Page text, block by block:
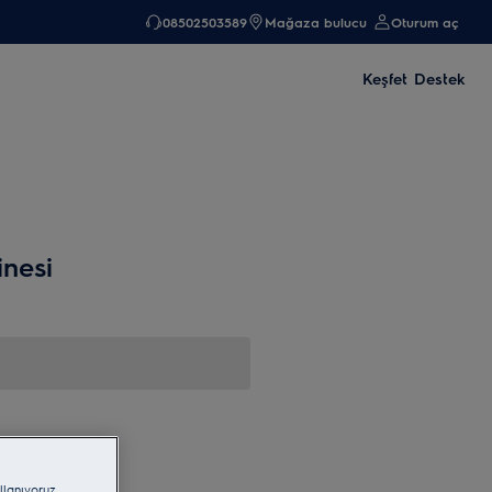
08502503589 Mağaza bulucu Oturum aç
Keşfet Destek